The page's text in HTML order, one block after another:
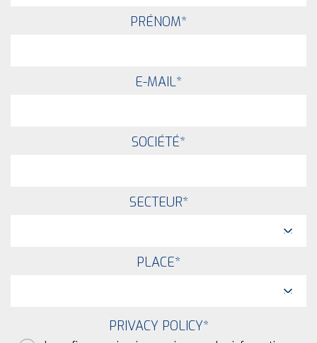
PRÉNOM*
E-MAIL*
SOCIÉTÉ*
SECTEUR*
PLACE*
PRIVACY POLICY*